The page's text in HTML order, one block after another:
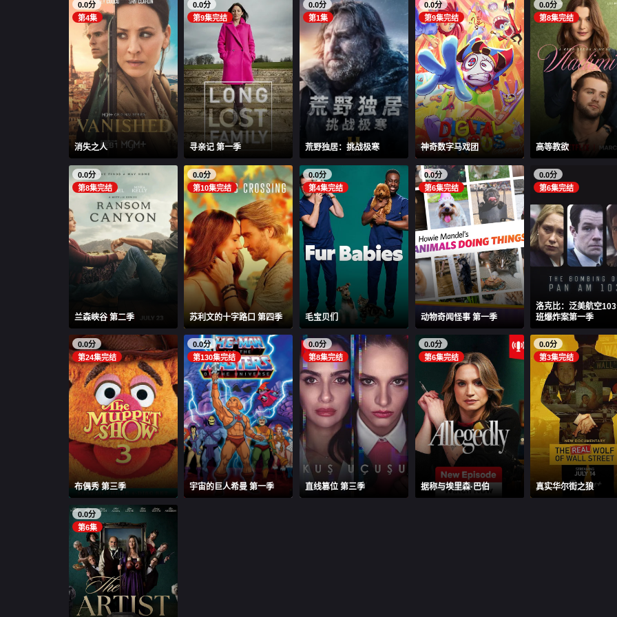
0.0分
第4集
消失之人
0.0分
第9集完结
寻亲记 第一季
0.0分
第1集
荒野独居：挑战极寒
0.0分
第9集完结
神奇数字马戏团
0.0分
第8集完结
高等教欲
0.0分
第8集完结
兰森峡谷 第二季
0.0分
第10集完结
苏利文的十字路口 第四季
0.0分
第4集完结
毛宝贝们
0.0分
第6集完结
动物奇闻怪事 第一季
0.0分
第6集完结
洛克比：泛美航空
班爆炸案第一季
0.0分
第24集完结
布偶秀 第三季
0.0分
第130集完结
宇宙的巨人希曼 第一季
0.0分
第8集完结
直线篡位 第三季
0.0分
第6集完结
据称与埃里森·巴伯
0.0分
第3集完结
真实华尔街之狼
0.0分
第6集